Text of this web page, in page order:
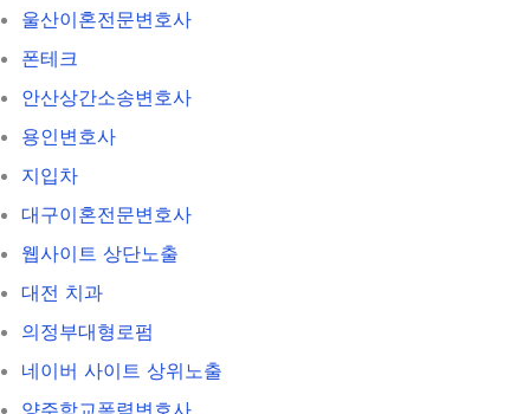
울산이혼전문변호사
폰테크
안산상간소송변호사
용인변호사
지입차
대구이혼전문변호사
웹사이트 상단노출
대전 치과
의정부대형로펌
네이버 사이트 상위노출
양주학교폭력변호사